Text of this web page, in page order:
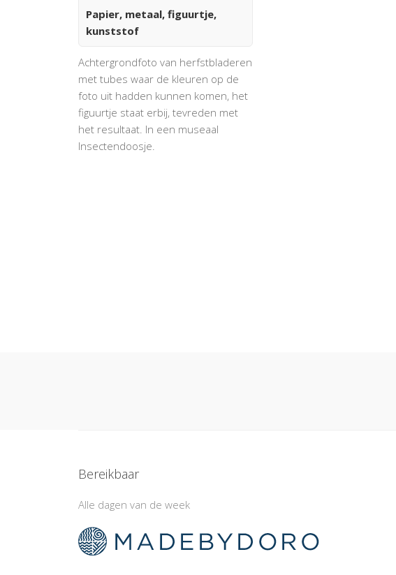
Papier, metaal, figuurtje,
kunststof
Achtergrondfoto van herfstbladeren
met tubes waar de kleuren op de
foto uit hadden kunnen komen, het
figuurtje staat erbij, tevreden met
het resultaat. In een museaal
Insectendoosje.
Bereikbaar
Alle dagen van de week